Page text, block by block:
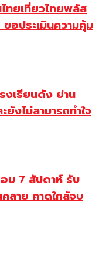
ทยเที่ยวไทยพลัส
อประเมินความคุ้ม
งเรียนดัง ย่าน
ยังไม่สามารถทำใจ
บ 7 สัปดาห์ รับ
ลาย คาดใกล้จบ